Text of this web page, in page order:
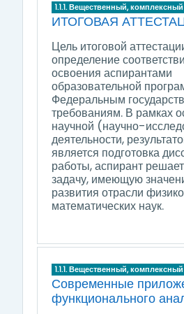
1.1.1. Вещественный,
ИТОГОВАЯ
Цель итоговой
определение
освоения аспирантами
образовательной
Федеральным
требованиям. В рамках
научной (научно-
деятельности,
является подготовка
работы, аспирант
задачу, имеющую
развития отрасли
математических наук.
1.1.1. Вещественный,
Современные
функционального